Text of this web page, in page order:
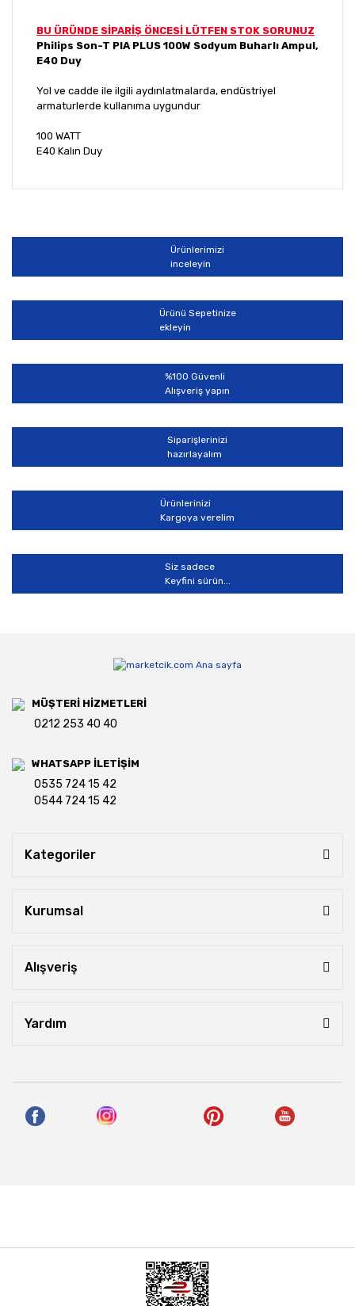
BU ÜRÜNDE SİPARİŞ ÖNCESİ LÜTFEN STOK SORUNUZ
Philips Son-T PIA PLUS 100W Sodyum Buharlı Ampul,
E40 Duy
Yol ve cadde ile ilgili aydınlatmalarda, endüstriyel
armaturlerde kullanıma uygundur
100 WATT
E40 Kalın Duy
Yorum Yaz
Bu ürünün fiyat bilgisi, resim, ürün açıklamalarında ve
Görüş ve önerileriniz için teşekkür ederiz.
Ürün resmi kalitesiz, bozuk veya görüntülenemiyor.
Ürün açıklamasında eksik bilgiler bulunuyor.
Ürün bilgilerinde hatalar bulunuyor.
Ürün fiyatı diğer sitelerden daha pahalı.
Bu ürüne benzer farklı alternatifler olmalı.
Gönder
Ürünlerimizi
inceleyin
Ürünü Sepetinize
ekleyin
%100 Güvenli
Alışveriş yapın
Siparişlerinizi
hazırlayalım
Ürünlerinizi
Kargoya verelim
Siz sadece
Keyfini sürün...
MÜŞTERİ HİZMETLERİ
0212 253 40 40
WHATSAPP İLETİŞİM
0535 724 15 42
0544 724 15 42
Kategoriler
Kurumsal
Alışveriş
Yardım